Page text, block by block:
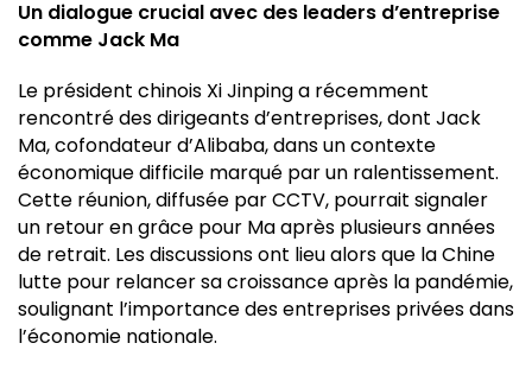
Un dialogue crucial avec des leaders d’entreprise
comme Jack Ma
Le président chinois Xi Jinping a récemment
rencontré des dirigeants d’entreprises, dont Jack
Ma, cofondateur d’Alibaba, dans un contexte
économique difficile marqué par un ralentissement.
Cette réunion, diffusée par CCTV, pourrait signaler
un retour en grâce pour Ma après plusieurs années
de retrait. Les discussions ont lieu alors que la Chine
lutte pour relancer sa croissance après la pandémie,
soulignant l’importance des entreprises privées dans
l’économie nationale.